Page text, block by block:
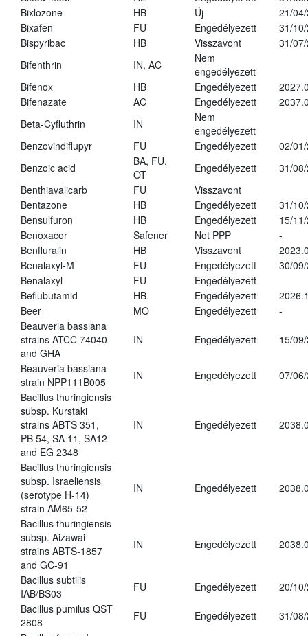
Bixlozone
HB Új
21/
Bixafen
FU Engedélyezett
31/
Bispyribac
HB Visszavont
31/
Bifenthrin
IN, AC
Nem
engedélyezett
Bifenox
HB Engedélyezett
Bifenazate
AC Engedélyezett
Beta-Cyfluthrin
IN
Nem
engedélyezett
Benzovindiflupyr
FU Engedélyezett
02/
Benzoic acid
BA, FU,
OT
Engedélyezett
31/
Benthiavalicarb
FU
Visszavont
Bentazone
HB Engedélyezett
31/
Bensulfuron
HB Engedélyezett
15/
Benoxacor
Safener Not PPP
-
Benfluralin
HB Visszavont
Benalaxyl-M
FU Engedélyezett
30/
Benalaxyl
FU
Engedélyezett
Beflubutamid
HB Engedélyezett
Beer
MO Engedélyezett
-
Beauveria bassiana
strains ATCC 74040
and GHA
IN Engedélyezett 15/
Beauveria bassiana
strain NPP111B005
IN Engedélyezett
07/
Bacillus thuringiensis
subsp. Kurstaki
strains ABTS 351,
PB 54, SA 11, SA12
and EG 2348
IN Engedélyezett
Bacillus thuringiensis
subsp. Israeliensis
(serotype H-14)
strain AM65-52
IN Engedélyezett
Bacillus thuringiensis
subsp. Aizawai
strains ABTS-1857
and GC-91
IN Engedélyezett
Bacillus subtilis
IAB/BS03
FU Engedélyezett
20/
Bacillus pumilus QST
2808
FU Engedélyezett
31/